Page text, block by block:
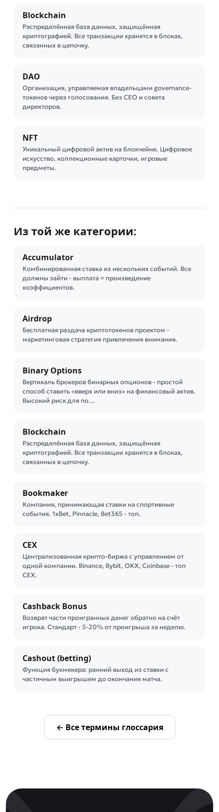
Blockchain
Распределённая база данных, защищённая
криптографией. Все транзакции хранятся в блоках,
связанных в цепочку.
DAO
Организация, управляемая владельцами governance-
токенов через голосования. Без CEO и совета
директоров.
NFT
Уникальный цифровой актив на блокчейне. Цифровое
искусство, коллекционные карточки, игровые
предметы.
Из той же категории:
Accumulator
Комбинированная ставка из нескольких событий. Все
должны зайти - выплата = произведение
коэффициентов.
Airdrop
Бесплатная раздача криптотокенов проектом -
маркетинговая стратегия привлечения внимания.
Binary Options
Вертикаль брокеров бинарных опционов - простой
способ ставить «вверх или вниз» на финансовый актив.
Высокий риск для по…
Blockchain
Распределённая база данных, защищённая
криптографией. Все транзакции хранятся в блоках,
связанных в цепочку.
Bookmaker
Компания, принимающая ставки на спортивные
события. 1xBet, Pinnacle, Bet365 - топ.
CEX
Централизованная крипто-биржа с управлением от
одной компании. Binance, Bybit, OKX, Coinbase - топ
CEX.
Cashback Bonus
Возврат части проигранных денег обратно на счёт
игрока. Стандарт - 5-20% от проигрыша за неделю.
Cashout (betting)
Функция букмекера: ранний выход из ставки с
частичным выигрышем до окончания матча.
← Все термины глоссария